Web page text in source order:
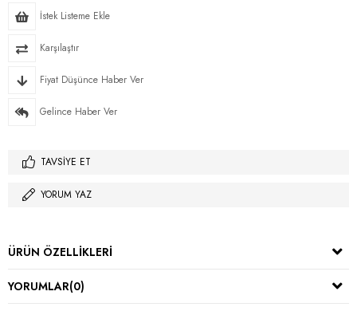
İstek Listeme Ekle
Karşılaştır
Fiyat Düşünce Haber Ver
Gelince Haber Ver
TAVSIYE ET
YORUM YAZ
ÜRÜN ÖZELLIKLERI
YORUMLAR(0)